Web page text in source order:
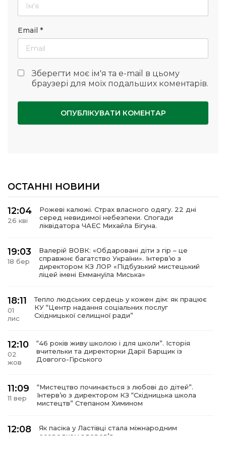
Email *
Зберегти моє ім'я та e-mail в цьому
браузері для моїх подальших коментарів.
ОСТАННІ НОВИНИ
12:04
26 кві
Рожеві калюжі. Страх власного одягу. 22 дні
серед невидимої небезпеки. Спогади
ліквідатора ЧАЕС Михайла Бігуна.
19:03
18 бер
Валерій ВОВК: «Обдаровані діти з гір – це
справжнє багатство України». Інтервʼю з
директором КЗ ЛОР «Підбузький мистецький
ліцей імені Еммануїла Миська»
18:11
01
лис
Тепло людських сердець у кожен дім: як працює
КУ “Центр надання соціальних послуг
Східницької селищної ради”
12:10
02
жов
“46 років живу школою і для школи”. Історія
вчительки та директорки Дарії Барщик із
Довгого-Гірського
11:09
11 вер
“Мистецтво починається з любові до дітей”.
Інтерв’ю з директором КЗ “Східницька школа
мистецтв” Степаном Химином
12:08
Як пасіка у Ластівці стала міжнародним
осередком здоров’я